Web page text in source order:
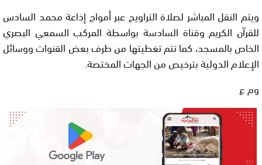
ويتم النقل المباشر لصلاة التراويح عبر أمواج إذاعة محمد السادس
للقرآن الكريم وقناة السادسة بواسطة المركب السمعي البصري
الخاص بالمسجد، كما تتم تغطيتها من طرف بعض القنوات ووسائل
الإعلام الدولية بترخيص من الجهات المختصة.
وم ع